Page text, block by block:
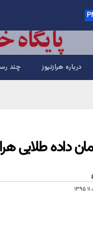
درباره هرازنیوز چند
داده طلایی